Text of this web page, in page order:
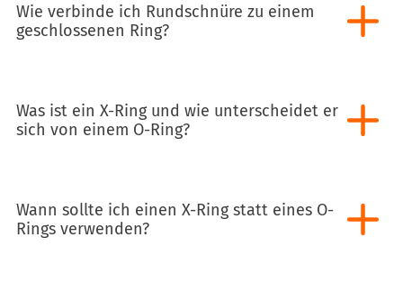
Wie verbinde ich Rundschnüre zu einem
geschlossenen Ring?
Was ist ein X-Ring und wie unterscheidet er
sich von einem O-Ring?
Wann sollte ich einen X-Ring statt eines O-
Rings verwenden?